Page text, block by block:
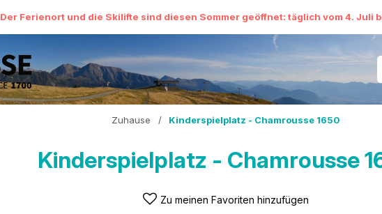
Der Ferienort und die Skilifte sind diesen Sommer geöffnet: täglich vom 4. Juli
Zuhause / Kinderspielplatz - Chamrousse 1650
Kinderspielplatz - Chamrousse
Zu meinen Favoriten hinzufügen